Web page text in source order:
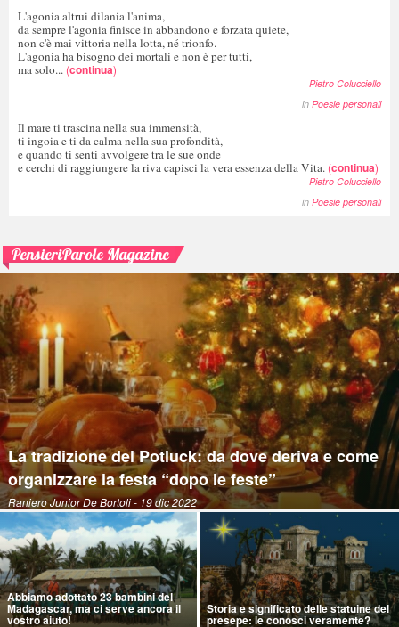
L'agonia altrui dilania l'anima,
da sempre l'agonia finisce in abbandono e forzata quiete,
non c'è mai vittoria nella lotta, né trionfo.
L'agonia ha bisogno dei mortali e non è per tutti,
ma solo... (continua)
--Pietro Colucciello
in Poesie personali
Il mare ti trascina nella sua immensità,
ti ingoia e ti da calma nella sua profondità,
e quando ti senti avvolgere tra le sue onde
e cerchi di raggiungere la riva capisci la vera essenza della Vita. (continua)
--Pietro Colucciello
in Poesie personali
PensieriParole Magazine
La tradizione del Potluck: da dove deriva e come
organizzare la festa “dopo le feste”
Raniero Junior De Bortoli- 19 dic 2022
Abbiamo adottato 23 bambini del
Madagascar, ma ci serve ancora il
vostro aiuto!
Storia e significato delle statuine del
presepe: le conosci veramente?